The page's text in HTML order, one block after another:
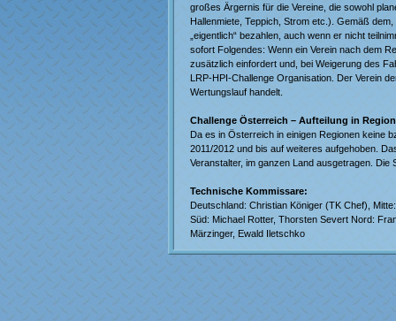
großes Ärgernis für die Vereine, die sowohl
Hallenmiete, Teppich, Strom etc.). Gemäß
„eigentlich“ bezahlen, auch wenn er nicht
sofort Folgendes: Wenn ein Verein nach dem
zusätzlich einfordert und, bei Weigerung des
LRP-HPI-Challenge Organisation. Der Verein
Wertungslauf handelt.
Challenge Österreich – Aufteilung in
Da es in Österreich in einigen Regionen keine
2011/2012 und bis auf weiteres aufgehoben.
Veranstalter, im ganzen Land ausgetragen.
Technische Kommissare:
Deutschland: Christian Königer (TK Chef),
Süd: Michael Rotter, Thorsten Severt Nord:
Märzinger, Ewald Iletschko